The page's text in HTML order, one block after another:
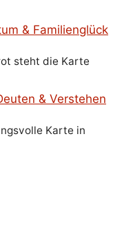
& Familienglück
steht die Karte
& Verstehen
Karte in